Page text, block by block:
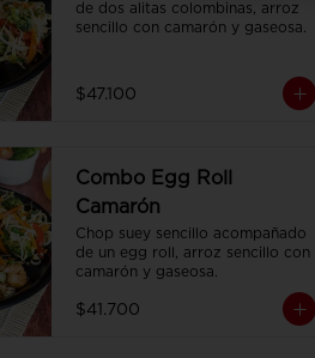
de dos alitas colombinas, arroz
sencillo con camarón y gaseosa.
$47.100
Combo Egg Roll
Camarón
Chop suey sencillo acompañado
de un egg roll, arroz sencillo con
camarón y gaseosa.
$41.700